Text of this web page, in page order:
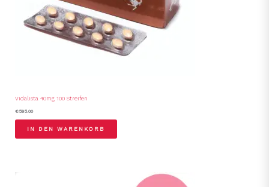
Vidalista 40mg 100 Streifen
€595.00
IN DEN WARENKORB